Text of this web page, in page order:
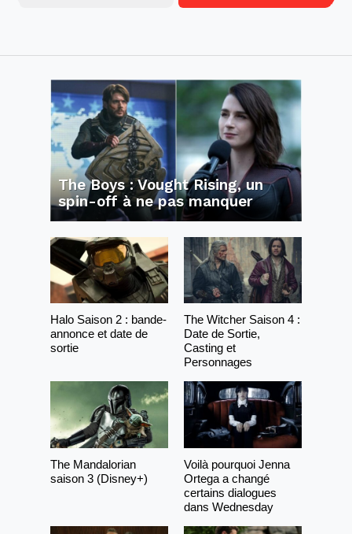
The Boys : Vought Rising, un
spin-off à ne pas manquer
Halo Saison 2 : bande-
annonce et date de
sortie
The Witcher Saison 4 :
Date de Sortie,
Casting et
Personnages
The Mandalorian
saison 3 (Disney+)
Voilà pourquoi Jenna
Ortega a changé
certains dialogues
dans Wednesday